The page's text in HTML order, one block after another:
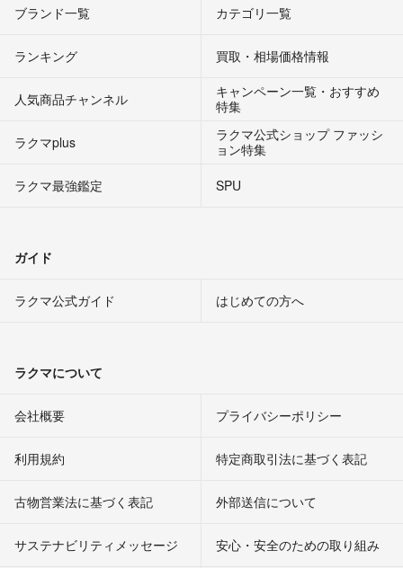
ブランド一覧 カテゴリ一覧
ランキング 買取・相場価格情報
人気商品チャンネル
キャンペーン一覧・おすすめ
特集
ラクマplus
ラクマ公式ショップ ファッシ
ョン特集
ラクマ最強鑑定
SPU
ガイド
ラクマ公式ガイド はじめての方へ
ラクマについて
会社概要 プライバシーポリシー
利用規約 特定商取引法に基づく表記
古物営業法に基づく表記 外部送信について
サステナビリティメッセージ 安心・安全のための取り組み